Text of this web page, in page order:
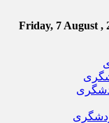
Friday, 7 August ,